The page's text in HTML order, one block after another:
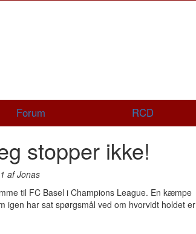
Forum RCD
stopper ikke!
af Jonas
til FC Basel i Champions League. En kæmpe
igen har sat spørgsmål ved om hvorvidt holdet er